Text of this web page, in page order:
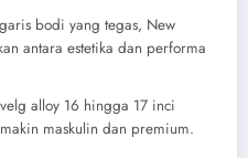
bodi yang tegas, New
antara estetika dan performa
alloy 16 hingga 17 inci
maskulin dan premium.